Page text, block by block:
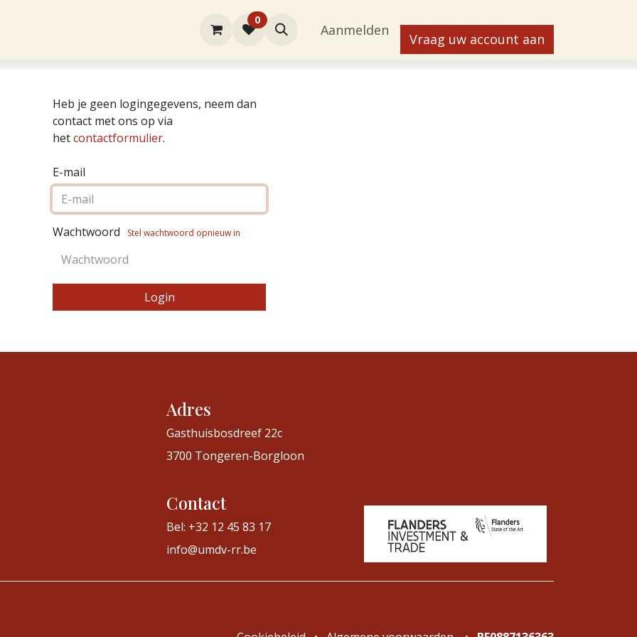
Contact
0
Aanmelden
Vraag uw account aan
Heb je geen logingegevens, neem dan
contact met ons op via
hetcontactformulier.
E-mail
Wachtwoord Stel wachtwoord opnieuw in
Login
Adres
Gasthuisbosdreef 22c
3700 Tongeren-Borgloon
Contact
Bel: +32 12 45 83 17
info@umdv-rr.be